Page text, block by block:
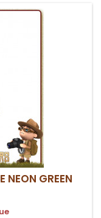
NEON GREEN